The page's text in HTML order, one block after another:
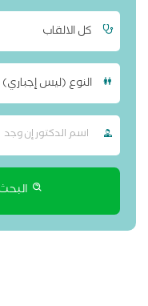
كل الالقاب
النوع (ليس إجباري)